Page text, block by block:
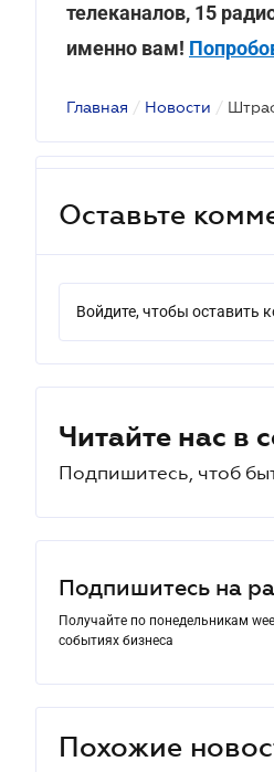
телеканалов, 15
именно вам!
Главная / Новости /
Оставьте
Войдите, чтобы оставить
Читайте нас в
Подпишитесь, чтоб
Подпишитесь на
Получайте по понедельникам
событиях бизнеса
Похожие